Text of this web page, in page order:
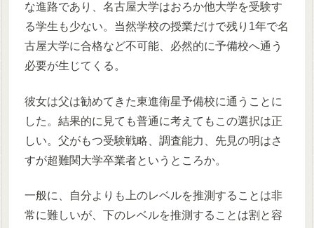
な進路であり、名古屋大学はおろか他大学を受験す
る学生も少ない。当然学校の授業だけで残り1年で名
古屋大学に合格など不可能、必然的に予備校へ通う
必要が生じてくる。
彼女は父は勧めてきた東進衛星予備校に通うことに
した。結果的に見ても普通に考えてもこの選択は正
しい。父がもつ受験戦略、調査能力、先見の明はさ
すが超難関大学卒業者というところか。
一般に、自分よりも上のレベルを推測することは非
常に難しいが、下のレベルを推測することは割と容